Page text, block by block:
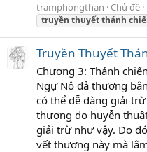
tramphongthan Chủ đề
truyền thuyếtthánh
Truyền Thuyết
Chương 3: Thánh
Ngự Nô đả thương
có thể dễ dàng giải
thương do huyễn
giải trừ như vậy. Do
vết thương này mà